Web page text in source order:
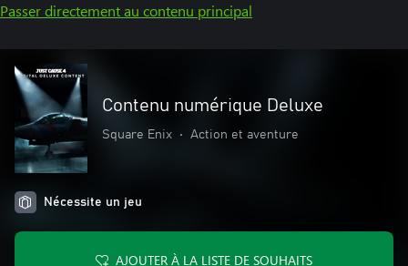
Passer directement au contenu principal
Contenu numérique Deluxe
Square Enix • Action et aventure
Nécessite un jeu
AJOUTER À LA LISTE DE SOUHAITS